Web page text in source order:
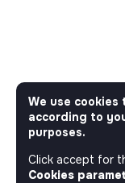
We use
according to
purposes.
Click accept for
Cookies